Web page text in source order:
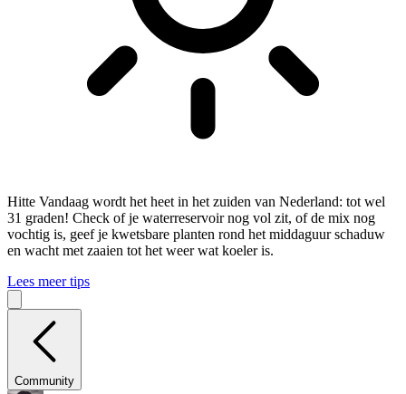
Hitte Vandaag wordt het heet in het zuiden van Nederland: tot wel
31 graden! Check of je waterreservoir nog vol zit, of de mix nog
vochtig is, geef je kwetsbare planten rond het middaguur schaduw
en wacht met zaaien tot het weer wat koeler is.
Lees meer tips
Community